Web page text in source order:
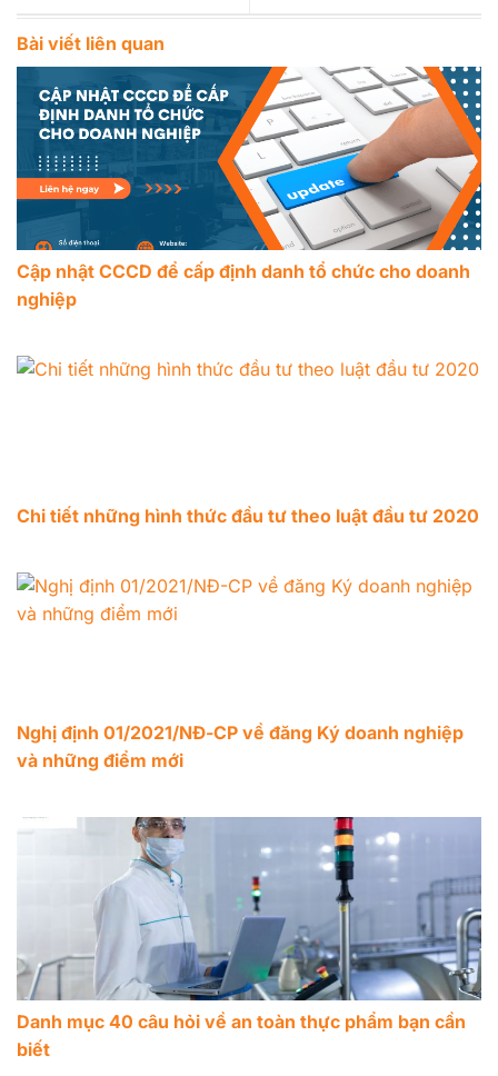
Bài viết liên quan
Cập nhật CCCD để cấp định danh tổ chức cho doanh
nghiệp
Chi tiết những hình thức đầu tư theo luật đầu tư 2020
Nghị định 01/2021/NĐ-CP về đăng Ký doanh nghiệp
và những điểm mới
Danh mục 40 câu hỏi về an toàn thực phẩm bạn cần
biết